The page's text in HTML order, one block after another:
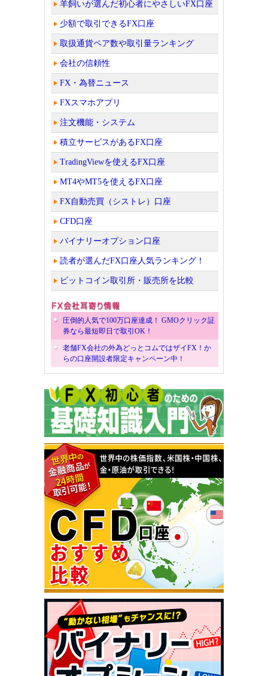
羊飼いが選んだ初心者にやさしいFX口座
少額で取引できるFX口座
取扱通貨ペア数や取引量ランキング
会社の信頼性
FX・為替ニュース
FXスマホアプリ
注文機能・システム
積立サービスがあるFX口座
TradingViewを使えるFX口座
MT4やMT5を使えるFX口座
FX自動売買（シストレ）口座
CFD口座
バイナリーオプション口座
読者が選んだFX口座人気ランキング！
ビットコイン取引所・販売所を比較
圧倒的人気で100万口座達成！ GMOクリック証
券なら最短即日で取引OK！
老舗FX会社の外為どっとコムではザイFX！か
らの口座開設者限定キャンペーン中！